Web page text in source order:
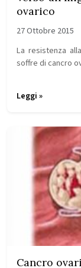
ovarico
27 Ottobre 2015
La resistenza
soffre di cancro
Leggi »
Cancro